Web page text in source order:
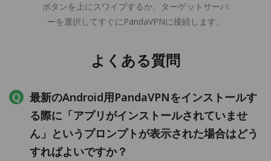
ボタンを上にスワイプするか、ターゲットサーバ
ーを選択してすぐにPandaVPNに接続します。
よくある質問
最新のAndroid用PandaVPNをインストールす
る際に「アプリがインストールされていませ
ん」というプロンプトが表示された場合はどう
すればよいですか？